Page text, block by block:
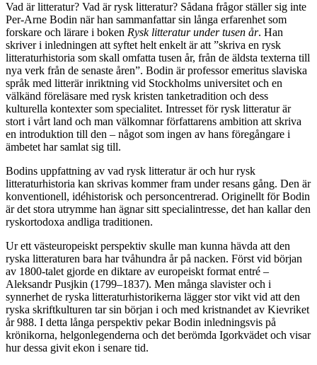
Vad är litteratur? Vad är rysk litteratur? Sådana frågor ställer sig inte
Per-Arne Bodin när han sammanfattar sin långa erfarenhet som
forskare och lärare i boken Rysk litteratur under tusen år. Han
skriver i inledningen att syftet helt enkelt är att ”skriva en rysk
litteraturhistoria som skall omfatta tusen år, från de äldsta texterna till
nya verk från de senaste åren”. Bodin är professor emeritus slaviska
språk med litterär inriktning vid Stockholms universitet och en
välkänd föreläsare med rysk kristen tanketradition och dess
kulturella kontexter som specialitet. Intresset för rysk litteratur är
stort i vårt land och man välkomnar författarens ambition att skriva
en introduktion till den – något som ingen av hans föregångare i
ämbetet har samlat sig till.
Bodins uppfattning av vad rysk litteratur är och hur rysk
litteraturhistoria kan skrivas kommer fram under resans gång. Den är
konventionell, idéhistorisk och personcentrerad. Originellt för Bodin
är det stora utrymme han ägnar sitt specialintresse, det han kallar den
ryskortodoxa andliga traditionen.
Ur ett västeuropeiskt perspektiv skulle man kunna hävda att den
ryska litteraturen bara har tvåhundra år på nacken. Först vid början
av 1800-talet gjorde en diktare av europeiskt format entré –
Aleksandr Pusjkin (1799–1837). Men många slavister och i
synnerhet de ryska litteraturhistorikerna lägger stor vikt vid att den
ryska skriftkulturen tar sin början i och med kristnandet av Kievriket
år 988. I detta långa perspektiv pekar Bodin inledningsvis på
krönikorna, helgonlegenderna och det berömda Igorkvädet och visar
hur dessa givit ekon i senare tid.